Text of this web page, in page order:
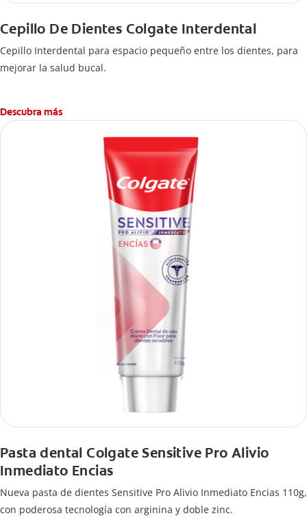
Cepillo De Dientes Colgate Interdental
Cepillo Interdental para espacio pequeño entre los dientes, para
mejorar la salud bucal.
Descubra más
Pasta dental Colgate Sensitive Pro Alivio
Inmediato Encias
Nueva pasta de dientes Sensitive Pro Alivio Inmediato Encias 110g,
con poderosa tecnología con arginina y doble zinc.